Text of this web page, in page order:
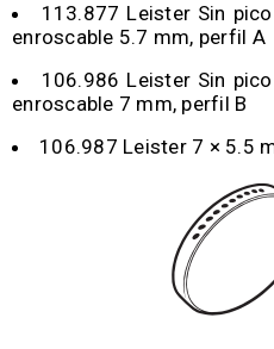
113.877 Leister Sin
enroscable 5.7 mm, perfil A
106.986 Leister Sin
enroscable 7 mm, perfil B
106.987 Leister 7 × 5.5